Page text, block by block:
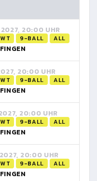
20:00 UHR
WT 9-BALL ALL
20:00 UHR
WT 9-BALL ALL
20:00 UHR
WT 9-BALL ALL
20:00 UHR
WT 9-BALL ALL